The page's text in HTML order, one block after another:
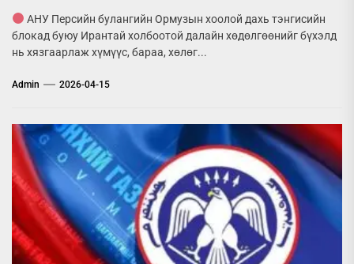
АНУ Персийн булангийн Ормузын хоолой дахь тэнгисийн
блокад буюу Ирантай холбоотой далайн хөдөлгөөнийг бүхэлд
нь хязгаарлаж хүмүүс, бараа, хөлөг...
Admin 2026-04-15